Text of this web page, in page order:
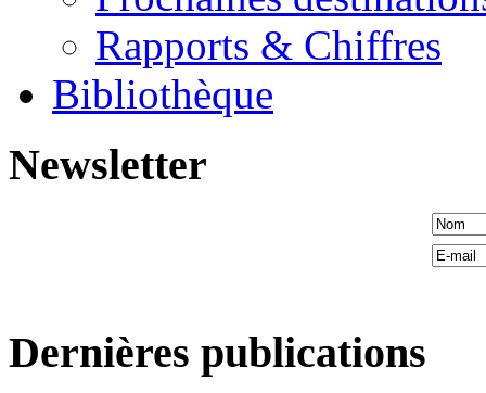
Rapports & Chiffres
Bibliothèque
Newsletter
Dernières publications